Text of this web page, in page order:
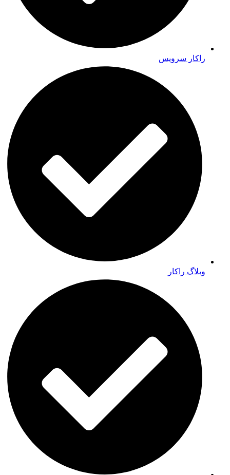
راکار سرویس
وبلاگ راکار